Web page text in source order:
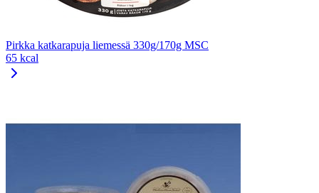
Pirkka katkarapuja liemessä 330g/170g MSC
65 kcal